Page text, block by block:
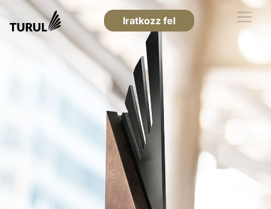
Iratkozz fel